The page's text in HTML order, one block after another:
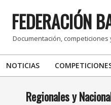
FEDERACIÓN
Documentación,
Primary
Menu
NOTICIAS
Regionales y